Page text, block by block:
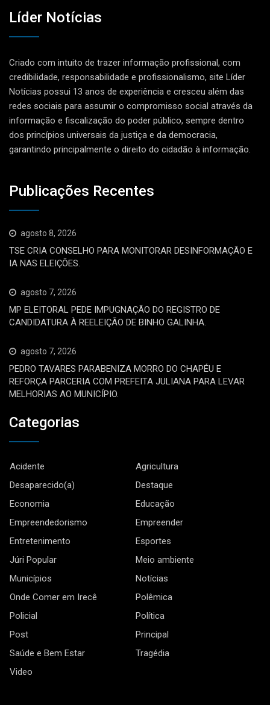
Líder Notícias
Criado com intuito de trazer informação profissional, com
credibilidade, responsabilidade e profissionalismo, site Líder
Notícias possui 13 anos de experiência e cresceu além das
redes sociais para assumir o compromisso social através da
informação e fiscalização do poder público, sempre dentro
dos princípios universais da justiça e da democracia,
garantindo principalmente o direito do cidadão à informação.
Publicações Recentes
agosto 8, 2026
TSE CRIA CONSELHO PARA MONITORAR DESINFORMAÇÃO E
IA NAS ELEIÇÕES.
agosto 7, 2026
MP ELEITORAL PEDE IMPUGNAÇÃO DO REGISTRO DE
CANDIDATURA À REELEIÇÃO DE BINHO GALINHA.
agosto 7, 2026
PEDRO TAVARES PARABENIZA MORRO DO CHAPÉU E
REFORÇA PARCERIA COM PREFEITA JULIANA PARA LEVAR
MELHORIAS AO MUNICÍPIO.
Categorias
Acidente
Agricultura
Desaparecido(a)
Destaque
Economia
Educação
Empreendedorismo
Empreender
Entretenimento
Esportes
Júri Popular
Meio ambiente
Municípios
Notícias
Onde Comer em Irecê
Polêmica
Policial
Política
Post
Principal
Saúde e Bem Estar
Tragédia
Video